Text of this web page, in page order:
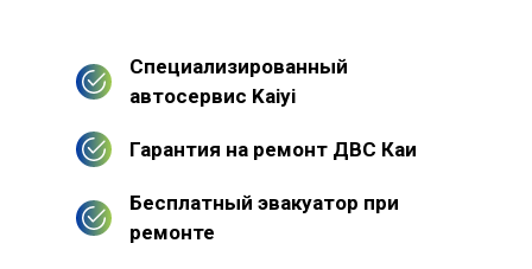
Специализированный
автосервис Kaiyi
Гарантия на ремонт ДВС Каи
Бесплатный эвакуатор при
ремонте